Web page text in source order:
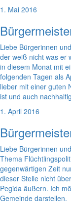
1. Mai 2016
Liebe Bürgerinnen
der weiß nicht was er
in diesem Monat mit
folgenden Tagen als
lieber mit einer guten
ist und auch
1. April 2016
Liebe Bürgerinnen
Thema
gegenwärtigen Zeit
dieser Stelle nicht
Pegida äußern. Ich
Gemeinde darstellen.